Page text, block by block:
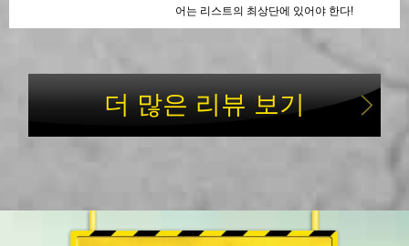
어는 리스트의 최상단에 있어야 한다!
더 많은 리뷰 보기